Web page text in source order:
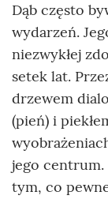
Dąb często
wydarzeń.
niezwykłej
setek lat.
drzewem
(pień) i
jego centrum.
tym, co